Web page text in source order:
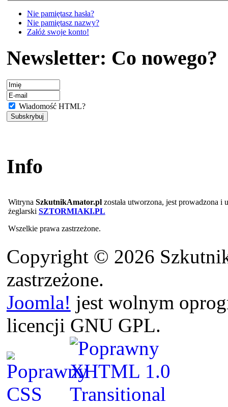
Nie pamiętasz hasła?
Nie pamiętasz nazwy?
Załóż swoje konto!
Newsletter: Co nowego?
Wiadomość HTML?
Info
Witryna SzkutnikAmator.plzostała utworzona, jest prowadzona i
żeglarski SZTORMIAKI.PL
Wszelkie prawa zastrzeżone.
Copyright © 2026
zastrzeżone.
Joomla! jest wolnym
licencji GNU GPL.